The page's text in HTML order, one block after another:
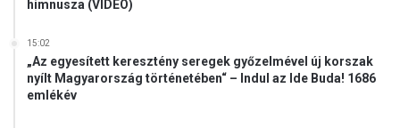
himnusza (VIDEÓ)
15:02
„Az egyesített keresztény seregek győzelmével új korszak
nyílt Magyarország történetében“ – Indul az Ide Buda! 1686
emlékév